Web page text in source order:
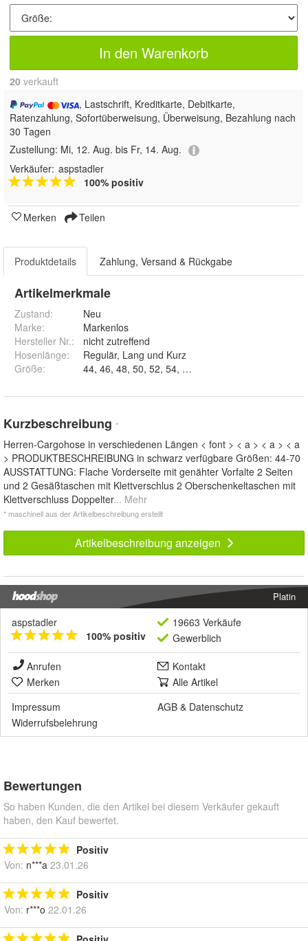
In den Warenkorb
20 verkauft
, Lastschrift, Kreditkarte, Debitkarte,
Ratenzahlung, Sofortüberweisung, Überweisung, Bezahlung nach
30 Tagen
Zustellung: Mi, 12. Aug. bis Fr, 14. Aug.
Verkäufer: aspstadler
100% positiv
Merken Teilen
Produktdetails Zahlung, Versand & Rückgabe
Artikelmerkmale
Zustand:
Neu
Marke:
Markenlos
Hersteller Nr.:
nicht zutreffend
Hosenlänge:
Regulär, Lang und Kurz
Größe:
Kurzbeschreibung *
Herren-Cargohose in verschiedenen Längen < font > < a > < a > < a
> PRODUKTBESCHREIBUNG in schwarz verfügbare Größen: 44-70
AUSSTATTUNG: Flache Vorderseite mit genähter Vorfalte 2 Seiten
und 2 Gesäßtaschen mit Klettverschlus 2 Oberschenkeltaschen mit
Klettverschluss Doppelter... Mehr
* maschinell aus der Artikelbeschreibung erstellt
Artikelbeschreibung anzeigen
Platin
aspstadler
100% positiv
19663 Verkäufe
Gewerblich
Anrufen
Kontakt
Merken
Alle Artikel
Impressum
AGB & Datenschutz
Widerrufsbelehrung
Bewertungen
So haben Kunden, die den Artikel bei diesem Verkäufer gekauft
haben, den Kauf bewertet.
Positiv
Von: n***a 23.01.26
Positiv
Von: r***o 22.01.26